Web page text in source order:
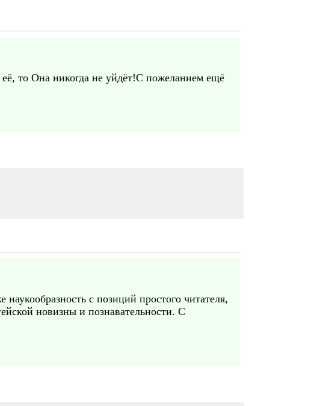
то Она никогда не уйдёт!С пожеланием ещё
с позиций простого читателя,
новизны и познавательности. С